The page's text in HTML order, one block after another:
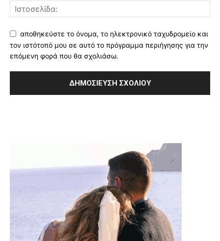
αποθηκεύστε το όνομα, το ηλεκτρονικό ταχυδρομείο και
τον ιστότοπό μου σε αυτό το πρόγραμμα περιήγησης για την
επόμενη φορά που θα σχολιάσω.